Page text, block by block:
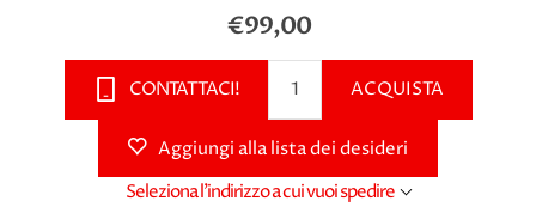
€99,00
CONTATTACI! ACQUISTA
Aggiungi alla lista dei desideri
Seleziona l'indirizzo a cui vuoi spedire